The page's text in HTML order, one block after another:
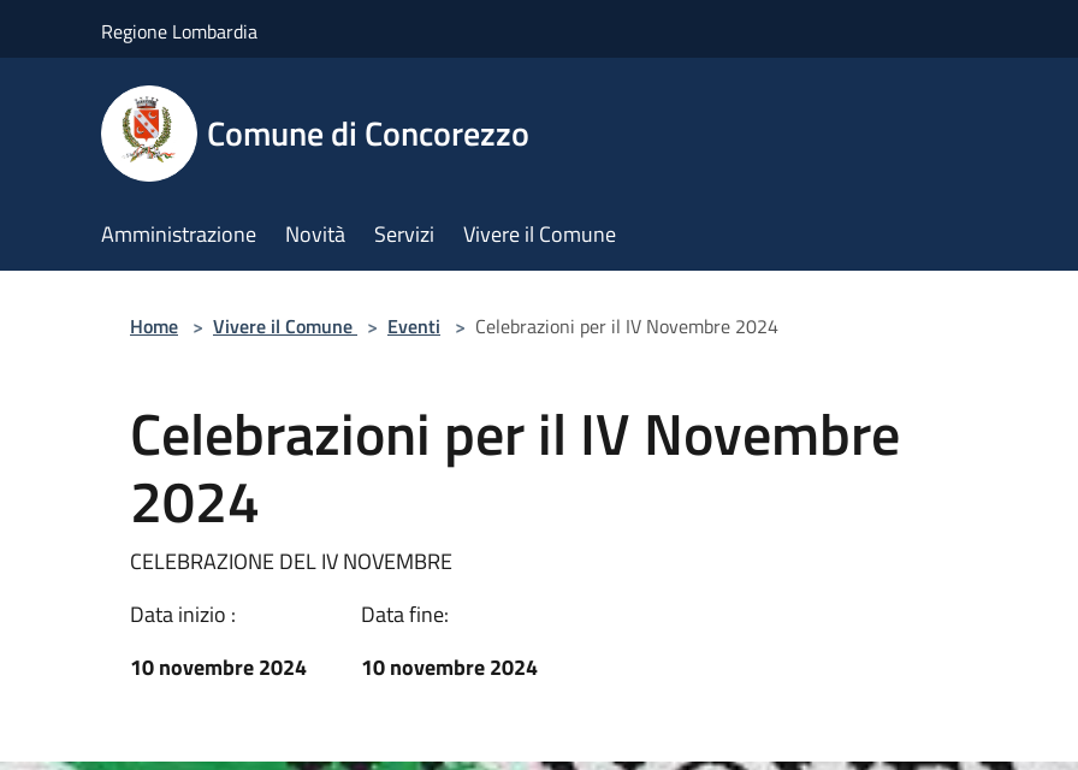
Regione Lombardia
Comune di Concorezzo
Amministrazione Novità Servizi Vivere il Comune
Home > Vivere il Comune > Eventi > Celebrazioni per il IV Novembre 2024
Celebrazioni per il IV Novembre
2024
CELEBRAZIONE DEL IV NOVEMBRE
Data inizio :
10 novembre 2024
Data fine:
10 novembre 2024